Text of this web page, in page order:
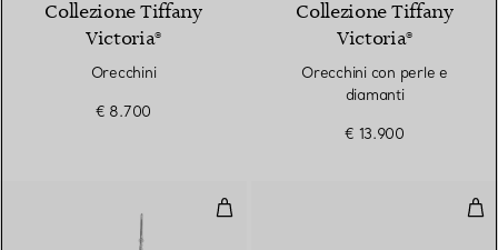
Collezione Tiffany
Victoria®
Orecchini
€ 8.700
Collezione Tiffany
Victoria®
Orecchini con perle e
diamanti
€ 13.900
Orecchini pendenti Pearls by